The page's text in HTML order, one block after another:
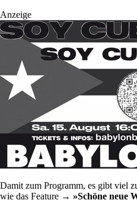
Anzeige
Damit zum Programm, es gibt viel
wie das Feature → »Schöne neue